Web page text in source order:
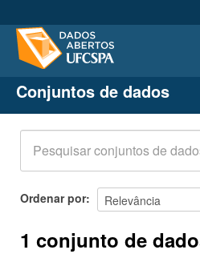
Conjuntos de dados
Organizações
Grupos
Sobre
Conjuntos de dados
Ordenar por
1 conjunto de